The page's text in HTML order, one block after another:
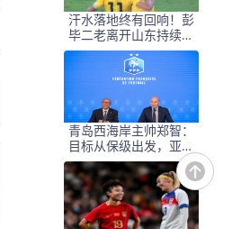
汗水落地终有回响！彭
毕二老离开山东持续高
光，支持郑智以教练身
份征战亚冠
青岛西海岸主帅郑智：
目标从保级出发，亚冠
之路需稳步推进